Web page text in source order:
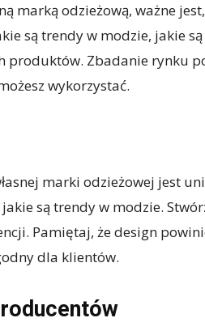
marką odzieżową, ważne
są trendy w modzie, jakie
produktów. Zbadanie rynku
wykorzystać.
marki odzieżowej jest
są trendy w modzie.
Pamiętaj, że design
dla klientów.